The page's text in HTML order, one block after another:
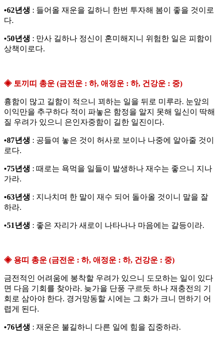
•62년생 : 들어올 재운을 길하니 한번 투자해 봄이 좋을 것이로
다.
•50년생 : 만사 길하나 정신이 혼미해지니 위험한 일은 피함이
상책이로다.
◈ 토끼띠 총운 (금전운 : 하, 애정운 : 하, 건강운 : 중)
흉함이 많고 길함이 적으니 꾀하는 일을 뒤로 미루라. 눈앞의
이익만을 추구하다 적이 파놓은 함정을 알지 못해 일신이 딱해
질 우려가 있으니 은인자중함이 길한 일진이다.
•87년생 : 공들여 놓은 것이 허사로 보이나 나중에 알아줄 것이
로다.
•75년생 : 때로는 욕먹을 일들이 발생하나 재수는 좋으니 지나
가라.
•63년생 : 지나치며 한 말이 재수 되어 돌아올 것이니 말을 잘
하라.
•51년생 : 좋은 자리가 새로이 나타나나 마음에는 갈등이라.
◈ 용띠 총운 (금전운 : 하, 애정운 : 하, 건강운 : 중)
금전적인 어려움에 봉착할 우려가 있으니 도모하는 일이 있다
면 다음 기회를 찾아라. 늦가을 단풍 구르듯 하나 재충전의 기
회로 삼아야 한다. 경거망동할 시에는 그 화가 크니 면하기 어
렵게 된다.
•76년생 : 재운은 불길하니 다른 일에 힘을 집중하라.